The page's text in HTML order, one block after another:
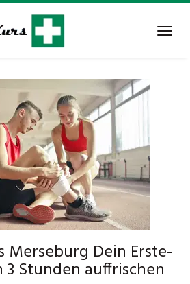
Merseburg Dein Erste-
Stunden auffrischen